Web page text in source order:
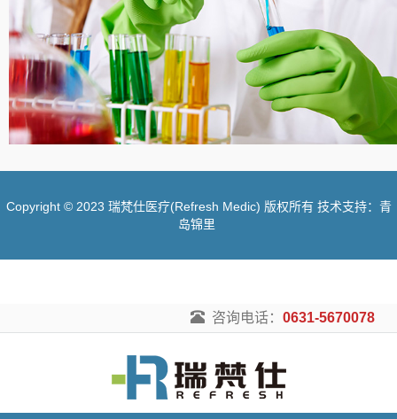
Copyright © 2023 瑞梵仕医疗(Refresh Medic) 版权所有 技术支持：青
岛锦里
咨询电话： 0631-5670078